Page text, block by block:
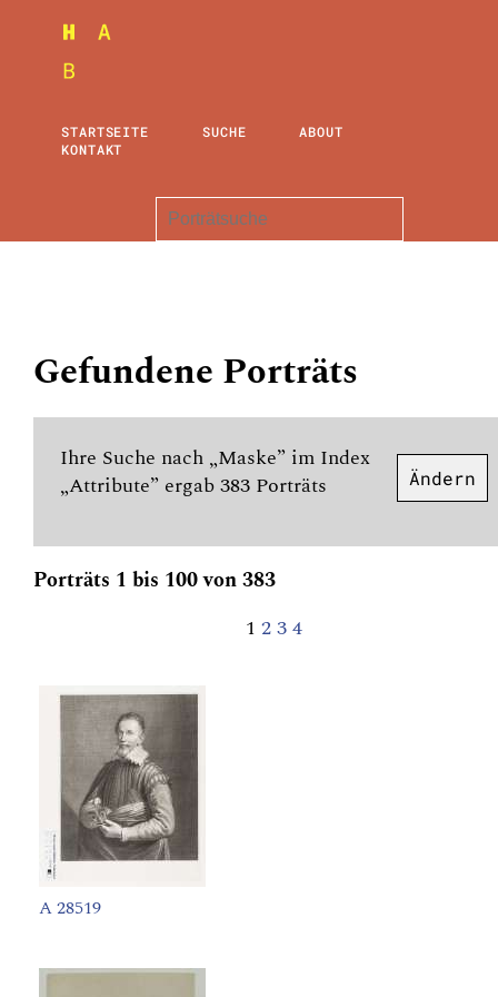
STARTSEITE SUCHE
ABOUT
KONTAKT
Gefundene Porträts
Ihre Suche nach „Maske” im Index
„Attribute” ergab 383 Porträts
Ändern
Porträts 1 bis 100 von 383
1 234
A 28519